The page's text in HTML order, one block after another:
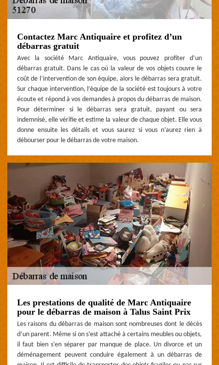
Contactez Marc Antiquaire et profitez d’un
débarras gratuit
Avec la société Marc Antiquaire, vous pouvez profiter d’un
débarras gratuit. Dans le cas où la valeur de vos objets couvre le
coût de l’intervention de son équipe, alors le débarras sera gratuit.
Sur chaque intervention, l’équipe de la société est toujours à votre
écoute et répond à vos demandes à propos du débarras de maison.
Pour déterminer si le débarras sera gratuit, payant ou sera
indemnisé, elle vérifie et estime la valeur de chaque objet. Elle vous
donne ensuite les détails et vous saurez si vous n’aurez rien à
débourser pour le débarras de votre maison.
Les prestations de qualité de Marc Antiquaire
pour le débarras de maison à Talus Saint Prix
Les raisons du débarras de maison sont nombreuses dont le décès
d’un parent. Même si on s’est attaché à certains meubles ou objets,
il faut bien s’en séparer par manque de place. Un divorce et un
déménagement peuvent conduire également à un débarras de